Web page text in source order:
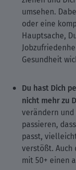
umsehen.
oder eine
Hauptsache,
Gesundheit
Du hast Dich
nicht mehr zu
verändern
passieren,
passt,
verstößt. Auch
mit 50+ einen